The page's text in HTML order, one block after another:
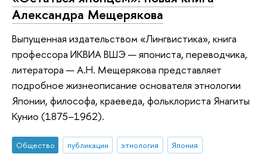
Александра Мещерякова
Выпущенная издательством «Лингвистика», книга
профессора ИКВИА ВШЭ — япониста, переводчика,
литератора — А.Н. Мещерякова представляет
подробное жизнеописание основателя этнологии
Японии, философа, краеведа, фольклориста Янагиты
Кунио (1875–1962).
Общество публикации этнология
Япония